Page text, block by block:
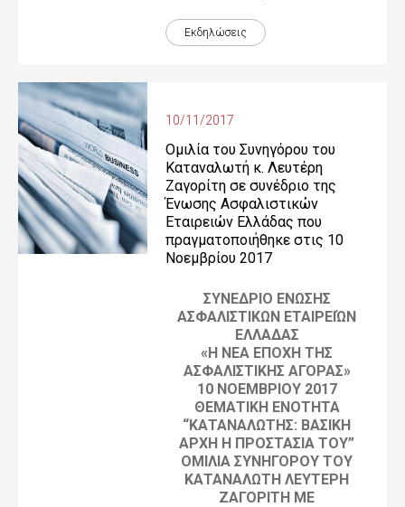
Εκδηλώσεις
10/11/2017
Ομιλία του Συνηγόρου του
Καταναλωτή κ. Λευτέρη
Ζαγορίτη σε συνέδριο της
Ένωσης Ασφαλιστικών
Εταιρειών Ελλάδας που
πραγματοποιήθηκε στις 10
Νοεμβρίου 2017
ΣΥΝΕΔΡΙΟ ΕΝΩΣΗΣ
ΑΣΦΑΛΙΣΤΙΚΩΝ ΕΤΑΙΡΕΙΏΝ
ΕΛΛΑΔΑΣ
«Η ΝΕΑ ΕΠΟΧΗ ΤΗΣ
ΑΣΦΑΛΙΣΤΙΚΗΣ ΑΓΟΡΑΣ»
10 ΝΟΕΜΒΡΙΟΥ 2017
ΘΕΜΑΤΙΚΗ ΕΝΟΤΗΤΑ
“ΚΑΤΑΝΑΛΩΤΗΣ: ΒΑΣΙΚΗ
ΑΡΧΗ Η ΠΡΟΣΤΑΣΙΑ ΤΟΥ”
ΟΜΙΛΙΑ ΣΥΝΗΓΟΡΟΥ ΤΟΥ
ΚΑΤΑΝΑΛΩΤΗ ΛΕΥΤΕΡΗ
ΖΑΓΟΡΙΤΗ ΜΕ